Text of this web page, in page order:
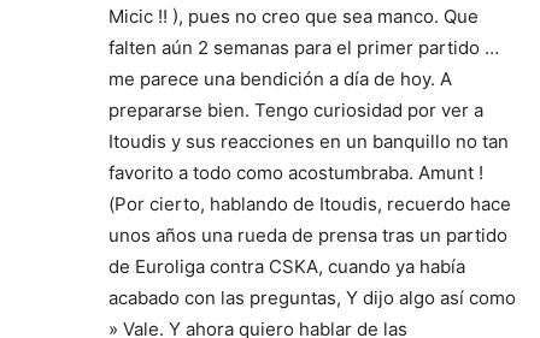
Micic !! ), pues no creo que sea manco. Que
falten aún 2 semanas para el primer partido …
me parece una bendición a día de hoy. A
prepararse bien. Tengo curiosidad por ver a
Itoudis y sus reacciones en un banquillo no tan
favorito a todo como acostumbraba. Amunt !
(Por cierto, hablando de Itoudis, recuerdo hace
unos años una rueda de prensa tras un partido
de Euroliga contra CSKA, cuando ya había
acabado con las preguntas, Y dijo algo así como
» Vale. Y ahora quiero hablar de las